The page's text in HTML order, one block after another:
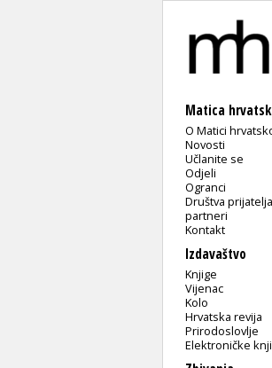
Matica
O Matici
Novosti
Učlanite se
Odjeli
Ogranci
Društva
partneri
Kontakt
Izdavaštvo
Knjige
Vijenac
Kolo
Hrvatska revija
Prirodoslovlje
Elektroničke